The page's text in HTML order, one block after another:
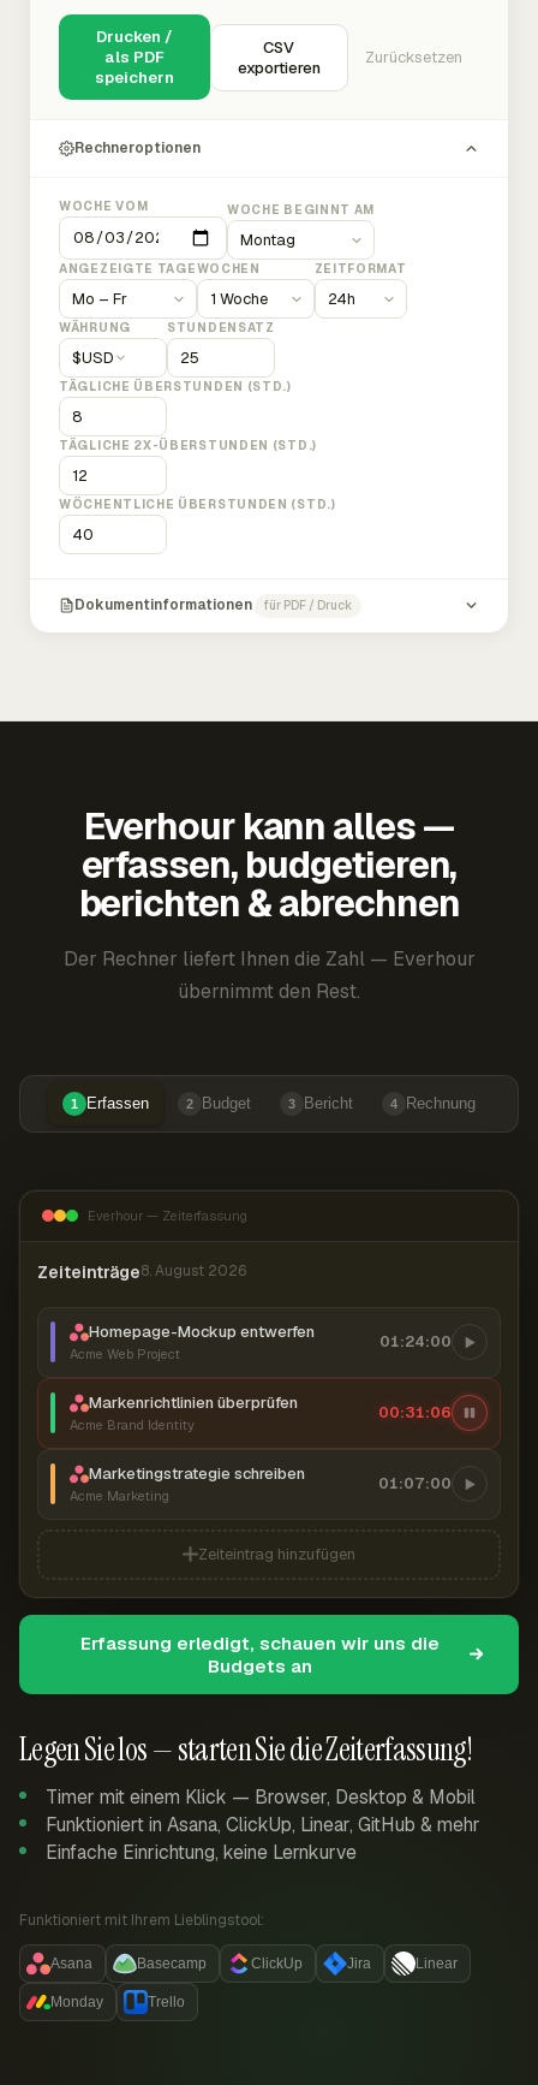
Drucken /
als PDF
speichern
CSV
exportieren
Zurücksetzen
Rechneroptionen
WOCHE VOM WOCHE BEGINNT AM
ANGEZEIGTE TAGEWOCHEN ZEITFORMAT
WÄHRUNG
$USD
STUNDENSATZ
TÄGLICHE ÜBERSTUNDEN (STD.)
TÄGLICHE 2X-ÜBERSTUNDEN (STD.)
WÖCHENTLICHE ÜBERSTUNDEN (STD.)
Dokumentinformationen für PDF / Druck
Everhour kann alles —
erfassen, budgetieren,
berichten & abrechnen
Der Rechner liefert Ihnen die Zahl — Everhour
übernimmt den Rest.
1 Erfassen 2 Budget 3 Bericht 4 Rechnung
Legen Sie los — starten Sie die Zeiterfassung!
Timer mit einem Klick — Browser, Desktop & Mobil
Funktioniert in Asana, ClickUp, Linear, GitHub & mehr
Einfache Einrichtung, keine Lernkurve
Funktioniert mit Ihrem Lieblingstool:
Asana Basecamp ClickUp Jira Linear
Monday Trello
Everhour — Zeiterfassung
Zeiteinträge8. August 2026
Homepage-Mockup entwerfen
Acme Web Project
01:24:00
Markenrichtlinien überprüfen
Acme Brand Identity
00:31:07
Marketingstrategie schreiben
Acme Marketing
01:07:00
Zeiteintrag hinzufügen
Erfassung erledigt, schauen wir uns die
Budgets an